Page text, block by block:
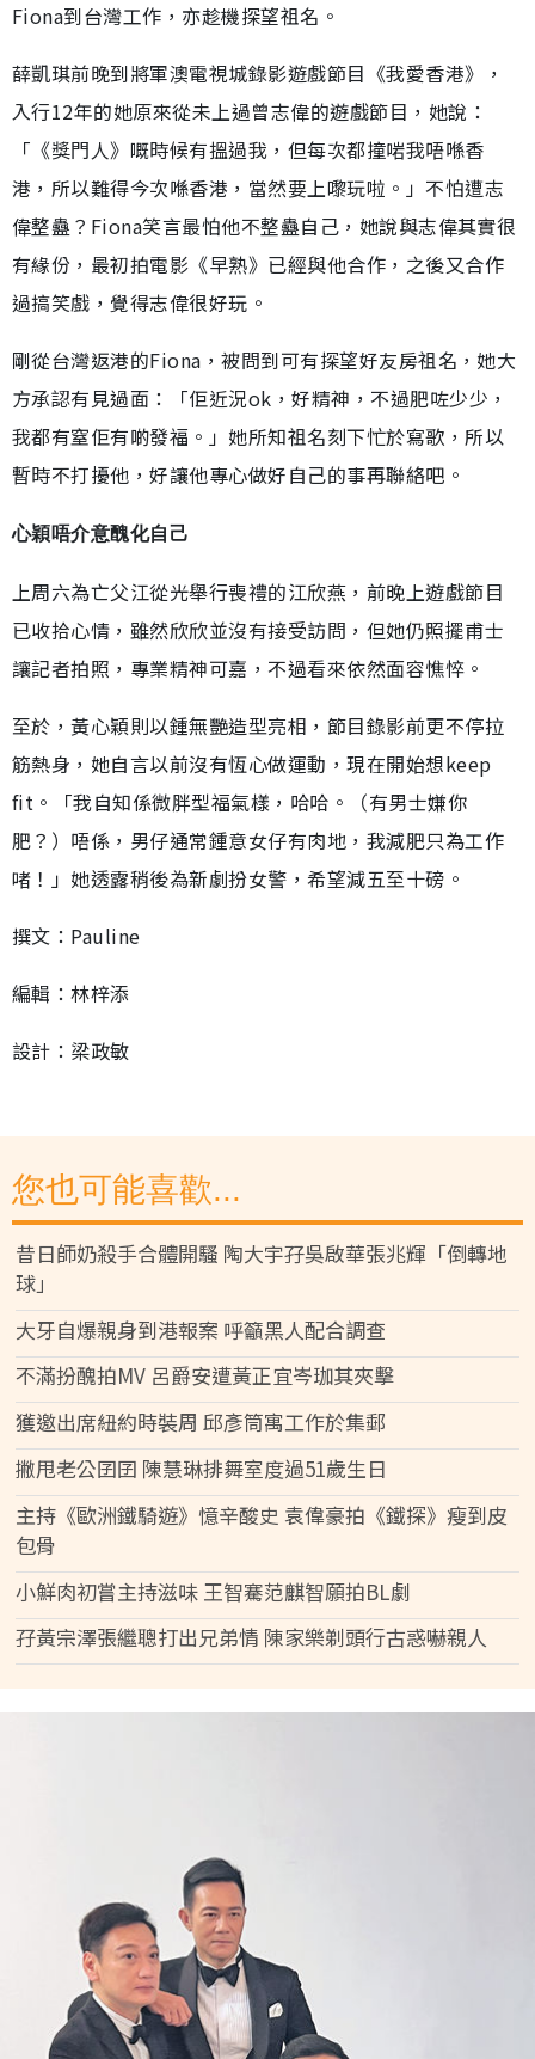
Fiona到台灣工作，亦趁機探望祖名。
薛凱琪前晚到將軍澳電視城錄影遊戲節目《我愛香港》，
入行12年的她原來從未上過曾志偉的遊戲節目，她說：
「《獎門人》嘅時候有搵過我，但每次都撞啱我唔喺香
港，所以難得今次喺香港，當然要上嚟玩啦。」不怕遭志
偉整蠱？Fiona笑言最怕他不整蠱自己，她說與志偉其實很
有緣份，最初拍電影《早熟》已經與他合作，之後又合作
過搞笑戲，覺得志偉很好玩。
剛從台灣返港的Fiona，被問到可有探望好友房祖名，她大
方承認有見過面：「佢近況ok，好精神，不過肥咗少少，
我都有窒佢有啲發福。」她所知祖名刻下忙於寫歌，所以
暫時不打擾他，好讓他專心做好自己的事再聯絡吧。
心穎唔介意醜化自己
上周六為亡父江從光舉行喪禮的江欣燕，前晚上遊戲節目
已收拾心情，雖然欣欣並沒有接受訪問，但她仍照擺甫士
讓記者拍照，專業精神可嘉，不過看來依然面容憔悴。
至於，黃心穎則以鍾無艷造型亮相，節目錄影前更不停拉
筋熱身，她自言以前沒有恆心做運動，現在開始想keep
fit。「我自知係微胖型福氣樣，哈哈。（有男士嫌你
肥？）唔係，男仔通常鍾意女仔有肉地，我減肥只為工作
啫！」她透露稍後為新劇扮女警，希望減五至十磅。
撰文：Pauline
編輯：林梓添
設計：梁政敏
您也可能喜歡...
昔日師奶殺手合體開騷 陶大宇孖吳啟華張兆輝「倒轉地
球」
大牙自爆親身到港報案 呼籲黑人配合調查
不滿扮醜拍MV 呂爵安遭黃正宜岑珈其夾擊
獲邀出席紐約時裝周 邱彥筒寓工作於集郵
撇甩老公囝囝 陳慧琳排舞室度過51歲生日
主持《歐洲鐵騎遊》憶辛酸史 袁偉豪拍《鐵探》瘦到皮
包骨
小鮮肉初嘗主持滋味 王智騫范麒智願拍BL劇
孖黃宗澤張繼聰打出兄弟情 陳家樂剃頭行古惑嚇親人